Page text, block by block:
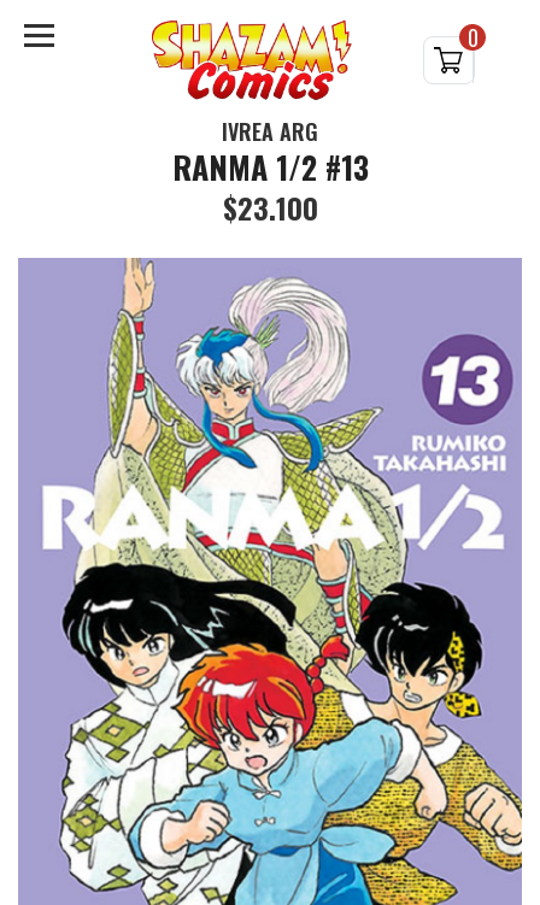
0
IVREA ARG
RANMA 1/2 #13
$23.100